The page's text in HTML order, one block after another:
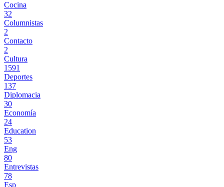
Cocina
32
Columnistas
2
Contacto
2
Cultura
1591
Deportes
137
Diplomacia
30
Economía
24
Education
53
Eng
80
Entrevistas
78
Esp